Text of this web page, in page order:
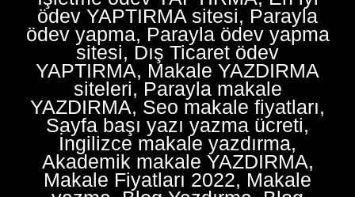
ödev YAPTIRMA sitesi, Parayla
ödev yapma, Parayla ödev yapma
sitesi, Dış Ticaret ödev
YAPTIRMA, Makale YAZDIRMA
siteleri, Parayla makale
YAZDIRMA, Seo makale fiyatları,
Sayfa başı yazı yazma ücreti,
İngilizce makale yazdırma,
Akademik makale YAZDIRMA,
Makale Fiyatları 2022, Makale